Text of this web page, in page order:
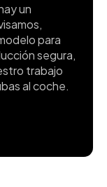
un
para
segura,
trabajo
al coche.